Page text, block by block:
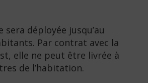
déployée jusqu’au
Par contrat avec la
elle ne peut être livrée à
de l’habitation.